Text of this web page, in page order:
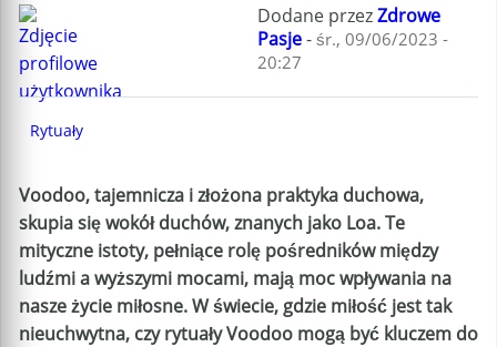
Dodane przezZdrowe
Pasje- śr., 09/06/2023 -
20:27
Rytuały
Voodoo, tajemnicza i złożona praktyka duchowa,
skupia się wokół duchów, znanych jako Loa. Te
mityczne istoty, pełniące rolę pośredników między
ludźmi a wyższymi mocami, mają moc wpływania na
nasze życie miłosne. W świecie, gdzie miłość jest tak
nieuchwytna, czy rytuały Voodoo mogą być kluczem do